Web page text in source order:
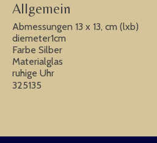
Allgemein
Abmessungen 13 x 13, cm (lxb)
diemeter1cm
Farbe Silber
Materialglas
ruhige Uhr
325135